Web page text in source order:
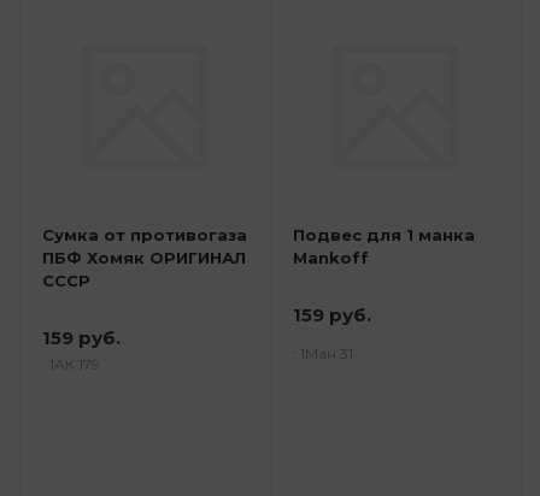
Сумка от противогаза
ПБФ Хомяк ОРИГИНАЛ
СССР
159 руб.
: 1АК 179
Подвес для 1 манка
Mankoff
159 руб.
: 1Ман 31